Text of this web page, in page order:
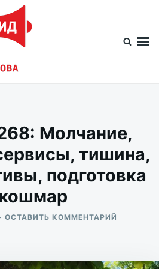
Молчание,
тишина,
подготовка
ОСТАВИТЬ КОММЕНТАРИЙ